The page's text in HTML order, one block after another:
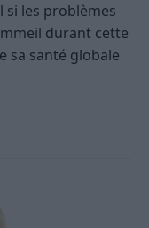
si les problèmes
durant cette
sa santé globale